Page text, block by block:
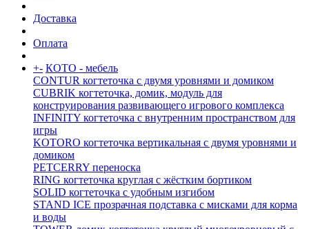
Доставка
Оплата
+- КОТО - мебель
CONTUR когтеточка с двумя уровнями и домиком
CUBRIK когтеточка, домик, модуль для
конструирования развивающего игрового комплекса
INFINITY когтеточка с внутренним пространством для
игры
KOTORO когтеточка вертикальная с двумя уровнями и
домиком
PETCERRY переноска
RING когтеточка круглая с жёстким бортиком
SOLID когтеточка с удобным изгибом
STAND ICE прозрачная подставка с мисками для корма
и воды